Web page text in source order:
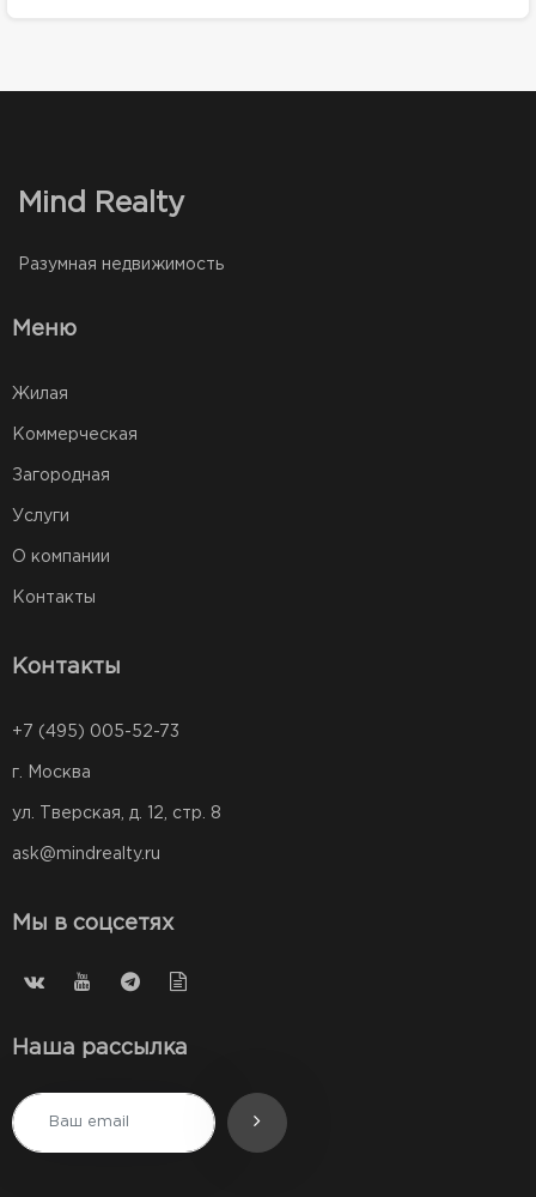
Mind Realty
Разумная недвижимость
Меню
Жилая
Коммерческая
Загородная
Услуги
О компании
Контакты
Контакты
+7 (495) 005-52-73
г. Москва
ул. Тверская, д. 12, стр. 8
ask@mindrealty.ru
Мы в соцсетях
Наша рассылка